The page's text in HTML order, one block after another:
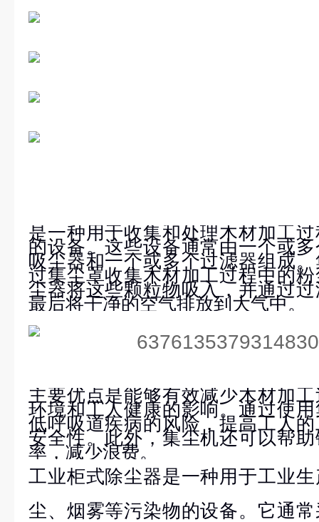
是一种用于收集和处理木材加工
的设备。这些设备通常由一个或
吸尘器和一个或多个过滤器组成
过集尘罩收集木材加工过程中的
尘器将这些颗粒物吸入，并通过
最后将干净的空气排放到大气中。
主要优点是能够有效减少木材加
环境和工人健康的影响。通过使
低呼吸道疾病的风险，提高工人
安全性。此外，集尘机还可以帮
率，减少浪费。
工业柜式除尘器是一种用于工业
尘、烟雾等污染物的设备。它通